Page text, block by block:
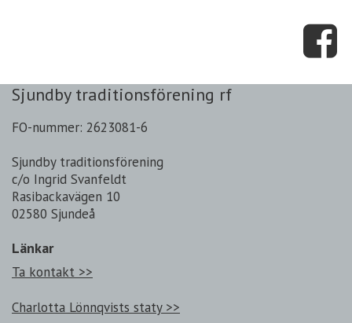
Sjundby traditionsförening rf
FO-nummer: 2623081-6
Sjundby traditionsförening
c/o Ingrid Svanfeldt
Rasibackavägen 10
02580 Sjundeå
Länkar
Ta kontakt >>
Charlotta Lönnqvists staty >>